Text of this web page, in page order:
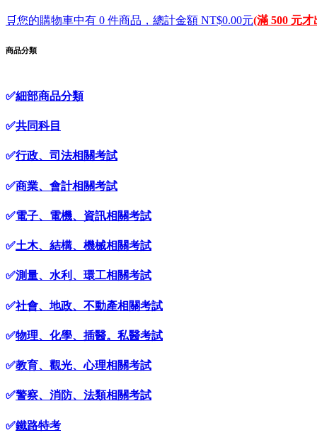
🛒您的購物車中有 0 件商品，總計金額 NT$0.00元(滿 500 元才
商品分類
✅細部商品分類
✅共同科目
✅行政、司法相關考試
✅商業、會計相關考試
✅電子、電機、資訊相關考試
✅土木、結構、機械相關考試
✅測量、水利、環工相關考試
✅社會、地政、不動產相關考試
✅物理、化學、插醫。私醫考試
✅教育、觀光、心理相關考試
✅警察、消防、法類相關考試
✅鐵路特考